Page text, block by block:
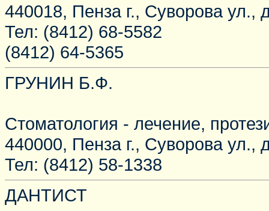
440018, Пенза г., Суворова ул.,
Тел: (8412) 68-5582
(8412) 64-5365
ГРУНИН Б.Ф.
Стоматология - лечение,
440000, Пенза г., Суворова ул.,
Тел: (8412) 58-1338
ДАНТИСТ